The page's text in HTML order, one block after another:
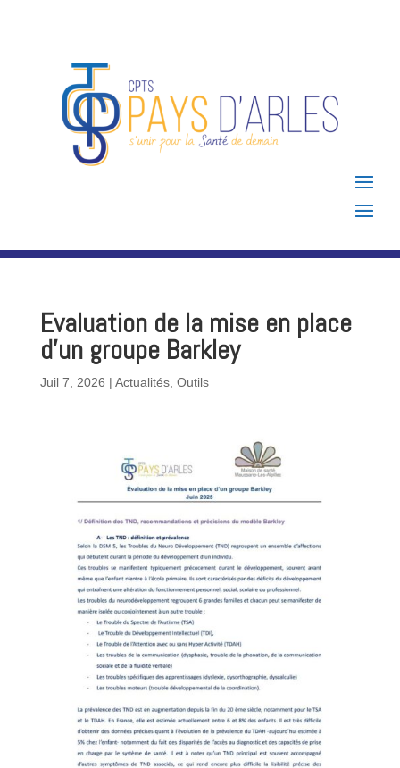
Evaluation de la mise en place
d’un groupe Barkley
Juil 7, 2026 | Actualités, Outils